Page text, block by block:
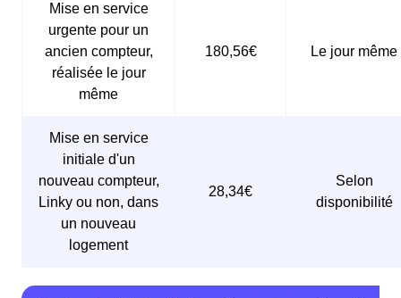
Mise en service
urgente pour un
ancien compteur,
réalisée le jour
même
180,56€ Le jour même
Mise en service
initiale d'un
nouveau compteur,
Linky ou non, dans
un nouveau
logement
28,34€
Selon
disponibilité